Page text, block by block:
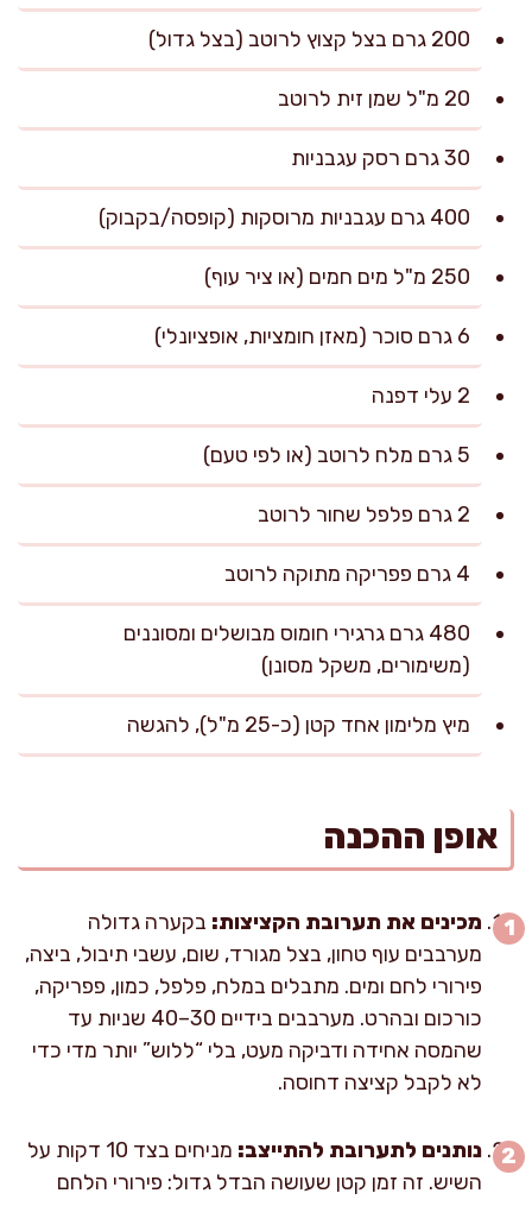
200 גרם בצל קצוץ לרוטב (בצל גדול)
20 מ"ל שמן זית לרוטב
30 גרם רסק עגבניות
400 גרם עגבניות מרוסקות (קופסה/בקבוק)
250 מ"ל מים חמים (או ציר עוף)
6 גרם סוכר (מאזן חומציות, אופציונלי)
2 עלי דפנה
5 גרם מלח לרוטב (או לפי טעם)
2 גרם פלפל שחור לרוטב
4 גרם פפריקה מתוקה לרוטב
480 גרם גרגירי חומוס מבושלים ומסוננים
(משימורים, משקל מסונן)
מיץ מלימון אחד קטן (כ-25 מ"ל), להגשה
אופן ההכנה
מכינים את תערובת הקציצות: בקערה גדולה
מערבבים עוף טחון, בצל מגורד, שום, עשבי תיבול, ביצה,
פירורי לחם ומים. מתבלים במלח, פלפל, כמון, פפריקה,
כורכום ובהרט. מערבבים בידיים 30–40 שניות עד
שהמסה אחידה ודביקה מעט, בלי “ללוש” יותר מדי כדי
לא לקבל קציצה דחוסה.
נותנים לתערובת להתייצב:
מניחים בצד 10 דקות על
השיש. זה זמן קטן שעושה הבדל גדול: פירורי הלחם